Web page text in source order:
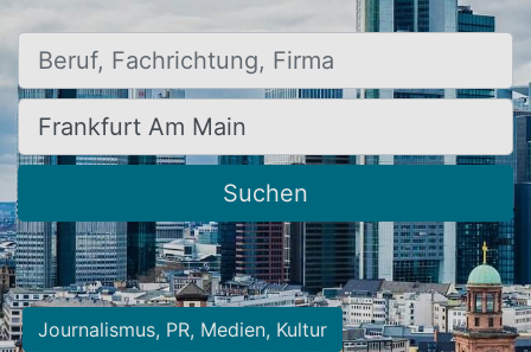
Beruf, Fachrichtung, Firma
Ort, Stadt
Suchen
Journalismus, PR, Medien, Kultur